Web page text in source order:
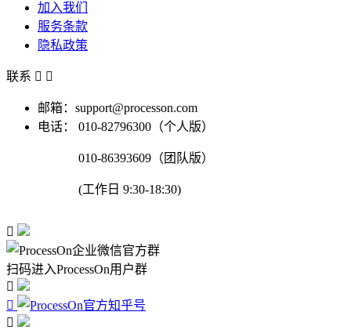
加入我们
服务条款
隐私政策
联系  
邮箱：support@processon.com
电话：
010-82796300（个人版）
010-86393609（团队版）
(工作日 9:30-18:30)

扫码进入ProcessOn用户群


